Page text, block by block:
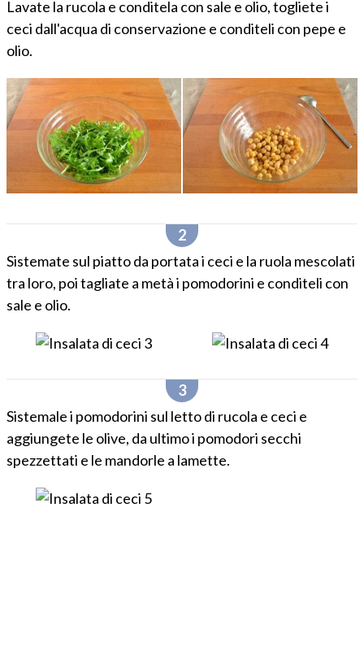
Lavate la rucola e conditela con sale e olio, togliete i
ceci dall'acqua di conservazione e conditeli con pepe e
olio.
Sistemate sul piatto da portata i ceci e la ruola mescolati
tra loro, poi tagliate a metà i pomodorini e conditeli con
sale e olio.
Sistemale i pomodorini sul letto di rucola e ceci e
aggiungete le olive, da ultimo i pomodori secchi
spezzettati e le mandorle a lamette.